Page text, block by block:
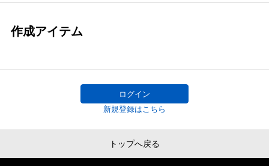
作成アイテム
ログイン
新規登録はこちら
トップへ戻る